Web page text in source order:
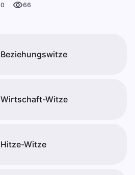
0 66
Beziehungswitze
Wirtschaft-Witze
Hitze-Witze